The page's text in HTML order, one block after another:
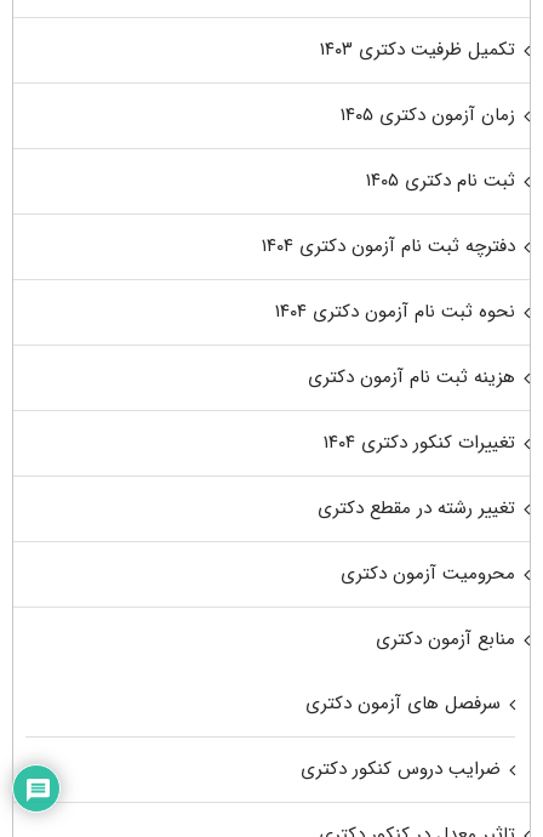
تکمیل ظرفیت دکتری ۱۴۰۳
زمان آزمون دکتری ۱۴۰۵
ثبت نام دکتری ۱۴۰۵
دفترچه ثبت نام آزمون دکتری ۱۴۰۴
نحوه ثبت نام آزمون دکتری ۱۴۰۴
هزینه ثبت نام آزمون دکتری
تغییرات کنکور دکتری ۱۴۰۴
تغییر رشته در مقطع دکتری
محرومیت آزمون دکتری
منابع آزمون دکتری
سرفصل های آزمون دکتری
ضرایب دروس کنکور دکتری